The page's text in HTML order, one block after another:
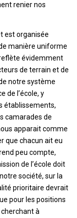
renier nos
est organisée
manière uniforme
évidemment
de terrain et de
notre système
de l’école, y
établissements,
camarades de
apparait comme
que chacun ait eu
peu compte,
de l’école doit
société, sur la
prioritaire devrait
pour les positions
cherchant à